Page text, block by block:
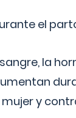
el
la
y